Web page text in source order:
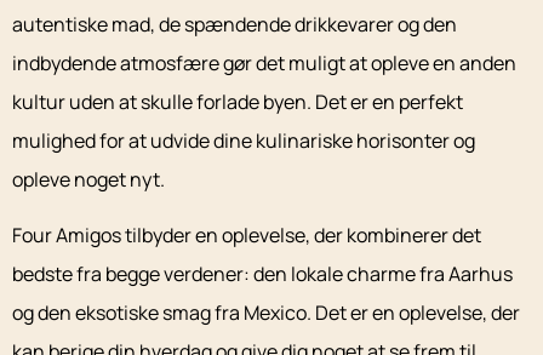
autentiske mad, de spændende drikkevarer og den
indbydende atmosfære gør det muligt at opleve en anden
kultur uden at skulle forlade byen. Det er en perfekt
mulighed for at udvide dine kulinariske horisonter og
opleve noget nyt.
Four Amigos tilbyder en oplevelse, der kombinerer det
bedste fra begge verdener: den lokale charme fra Aarhus
og den eksotiske smag fra Mexico. Det er en oplevelse, der